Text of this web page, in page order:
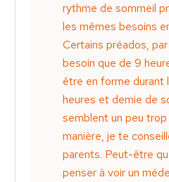
rythme de sommeil
les mêmes besoins
Certains préados,
besoin que de 9
être en forme durant
heures et demie de
semblent un peu
manière, je te
parents. Peut-être
penser à voir un